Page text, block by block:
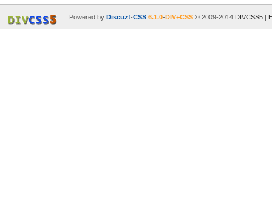
Powered by Discuz!-CSS 6.1.0-DIV+CSS© 2009-2014 DIVCSS5|